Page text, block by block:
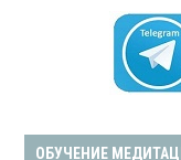
ОБУЧЕНИЕ